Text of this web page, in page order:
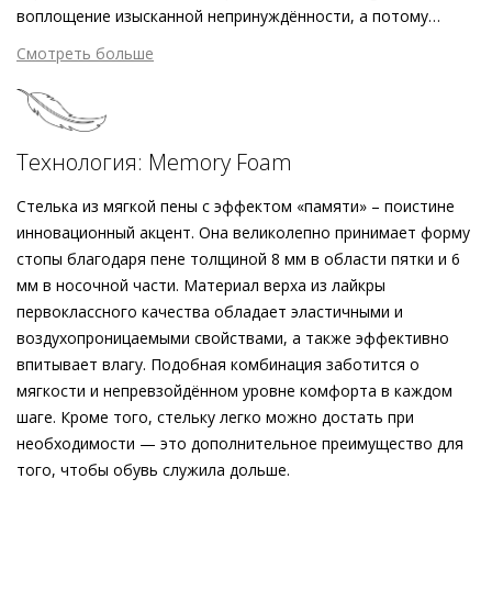
воплощение изысканной непринуждённости, а потому
прекрасно подойдут как для прогулки по городу, так и для
воскресного позднего завтрака. Кожа в тёмно-красном
оттенке эффектно сочетается с бежевой подошвой,
контрастируя с динамичным силуэтом в скейтерском стиле.
время как съёмные стельки заботятся о безупречной
посадке. Кроссовки, изготовленные этичными методами на
экологически безопасном производстве, отличаются
прекрасной износостойкостью. О непревзойдённом уровне
комфорта заботятся кожаная подкладка и пена с эффектом
«памяти».
Смотреть больше
Технология: Memory Foam
Стелька из мягкой пены с эффектом «памяти» – поистине
инновационный акцент. Она великолепно принимает форму
стопы благодаря пене толщиной 8 мм в области пятки и 6
мм в носочной части. Материал верха из лайкры
первоклассного качества обладает эластичными и
воздухопроницаемыми свойствами, а также эффективно
впитывает влагу. Подобная комбинация заботится о
мягкости и непревзойдённом уровне комфорта в каждом
шаге. Кроме того, стельку легко можно достать при
необходимости — это дополнительное преимущество для
того, чтобы обувь служила дольше.